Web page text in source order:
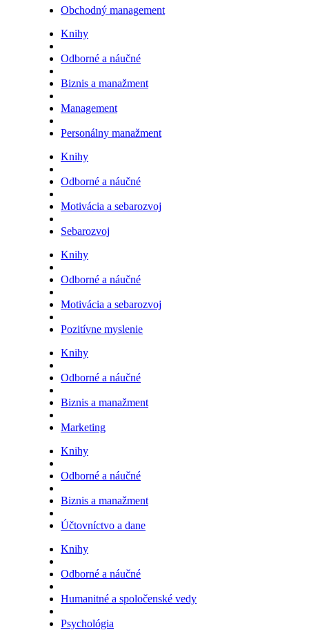
Obchodný management
Knihy
Odborné a náučné
Biznis a manažment
Management
Personálny manažment
Knihy
Odborné a náučné
Motivácia a sebarozvoj
Sebarozvoj
Knihy
Odborné a náučné
Motivácia a sebarozvoj
Pozitívne myslenie
Knihy
Odborné a náučné
Biznis a manažment
Marketing
Knihy
Odborné a náučné
Biznis a manažment
Účtovníctvo a dane
Knihy
Odborné a náučné
Humanitné a spoločenské vedy
Psychológia